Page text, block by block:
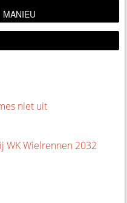
MANIEU
niet uit
WK Wielrennen 2032